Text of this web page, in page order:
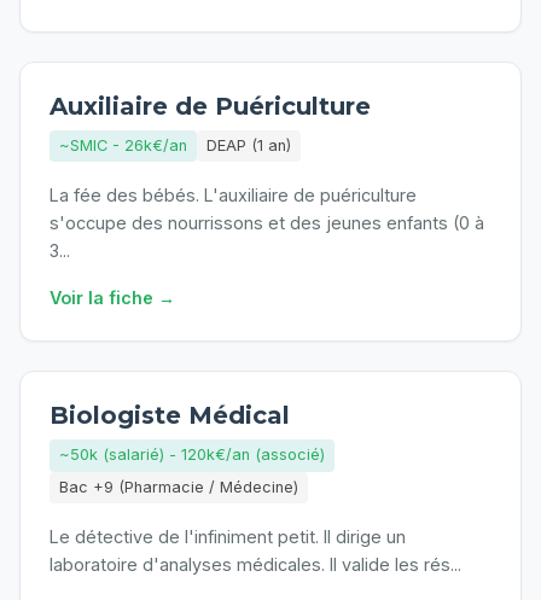
Auxiliaire de Puériculture
~SMIC - 26k€/an DEAP (1 an)
La fée des bébés. L'auxiliaire de puériculture
s'occupe des nourrissons et des jeunes enfants (0 à
3...
Voir la fiche →
Biologiste Médical
~50k (salarié) - 120k€/an (associé)
Bac +9 (Pharmacie / Médecine)
Le détective de l'infiniment petit. Il dirige un
laboratoire d'analyses médicales. Il valide les rés...